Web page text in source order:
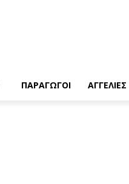
ΠΑΡΑΓΩΓΟΙ ΑΓΓΕΛΙΕΣ